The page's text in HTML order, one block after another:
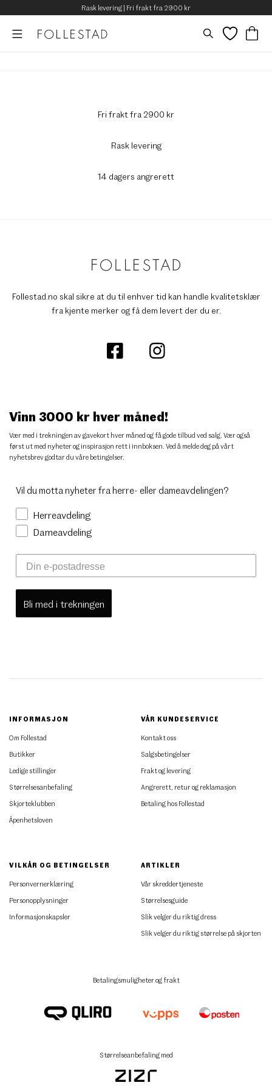
Rask levering | Fri frakt fra 2900 kr
Fri frakt fra 2900 kr
Rask levering
14 dagers angrerett
Follestad.no skal sikre at du til enhver tid kan handle kvalitetsklær
fra kjente merker og få dem levert der du er.
Vinn 3000 kr hver måned!
Vær med i trekningen av gavekort hver måned og få gode tilbud ved salg. Vær også
først ut med nyheter og inspirasjon rett i innboksen. Ved å melde deg på vårt
nyhetsbrev godtar du våre betingelser.
Vil du motta nyheter fra herre- eller dameavdelingen?
Herreavdeling
Dameavdeling
Bli med i trekningen
INFORMASJON
Om Follestad
Butikker
Ledige stillinger
Størrelsesanbefaling
Skjorteklubben
Åpenhetsloven
VÅR KUNDESERVICE
Kontakt oss
Salgsbetingelser
Frakt og levering
Angrerett, retur og reklamasjon
Betaling hos Follestad
VILKÅR OG BETINGELSER
Personvernerklæring
Personopplysninger
Informasjonskapsler
ARTIKLER
Vår skreddertjeneste
Størrelsesguide
Slik velger du riktig dress
Slik velger du riktig størrelse på skjorten
Betalingsmuligheter og frakt
Størrelseanbefaling med